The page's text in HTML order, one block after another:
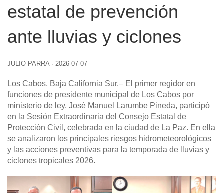
estatal de prevención
ante lluvias y ciclones
JULIO PARRA · 2026-07-07
Los Cabos, Baja California Sur.– El primer regidor en
funciones de presidente municipal de Los Cabos por
ministerio de ley, José Manuel Larumbe Pineda, participó
en la Sesión Extraordinaria del Consejo Estatal de
Protección Civil, celebrada en la ciudad de La Paz. En ella
se analizaron los principales riesgos hidrometeorológicos
y las acciones preventivas para la temporada de lluvias y
ciclones tropicales 2026.